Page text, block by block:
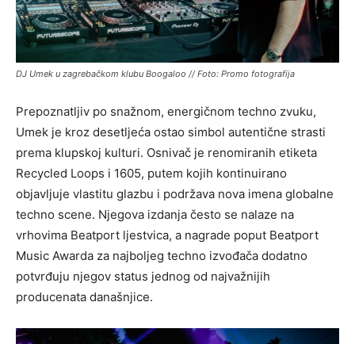
DJ Umek u zagrebačkom klubu Boogaloo // Foto: Promo fotografija
Prepoznatljiv po snažnom, energičnom techno zvuku,
Umek je kroz desetljeća ostao simbol autentične strasti
prema klupskoj kulturi. Osnivač je renomiranih etiketa
Recycled Loops i 1605, putem kojih kontinuirano
objavljuje vlastitu glazbu i podržava nova imena globalne
techno scene. Njegova izdanja često se nalaze na
vrhovima Beatport ljestvica, a nagrade poput Beatport
Music Awarda za najboljeg techno izvođača dodatno
potvrđuju njegov status jednog od najvažnijih
producenata današnjice.